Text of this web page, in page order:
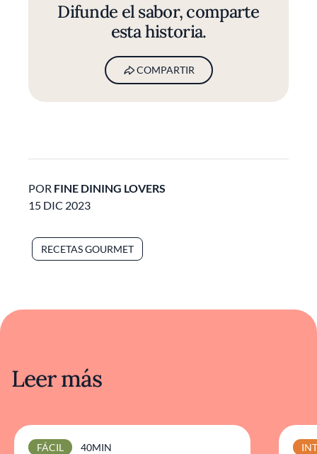
Difunde el sabor, comparte
esta historia.
COMPARTIR
POR FINE DINING LOVERS
15 DIC 2023
RECETAS GOURMET
Leer más
FÁCIL 40MIN